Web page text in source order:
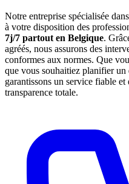
Notre entreprise spécialisée
à votre disposition des
7j/7 partout en Belgique.
agréés, nous assurons des
conformes aux normes. Que
que vous souhaitiez planifier
garantissons un service fiable
transparence totale.